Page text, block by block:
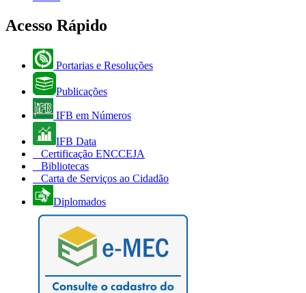
Acesso Rápido
Portarias e Resoluções
Publicações
IFB em Números
IFB Data
Certificação ENCCEJA
Bibliotecas
Carta de Serviços ao Cidadão
Diplomados